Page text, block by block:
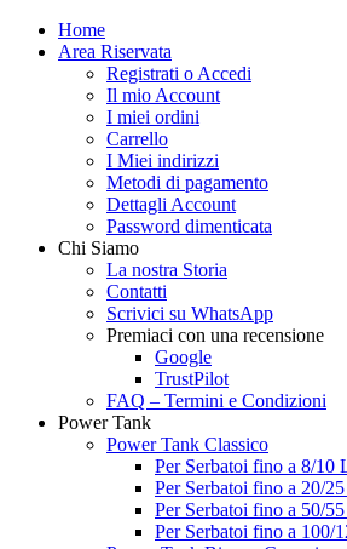
Home
Area Riservata
Registrati o Accedi
Il mio Account
I miei ordini
Carrello
I Miei indirizzi
Metodi di pagamento
Dettagli Account
Password dimenticata
Chi Siamo
La nostra Storia
Contatti
Scrivici su WhatsApp
Premiaci con una recensione
Google
TrustPilot
FAQ – Termini e Condizioni
Power Tank
Power Tank Classico
Per Serbatoi fino a 8/10
Per Serbatoi fino a 20/
Per Serbatoi fino a 50/
Per Serbatoi fino a 100/